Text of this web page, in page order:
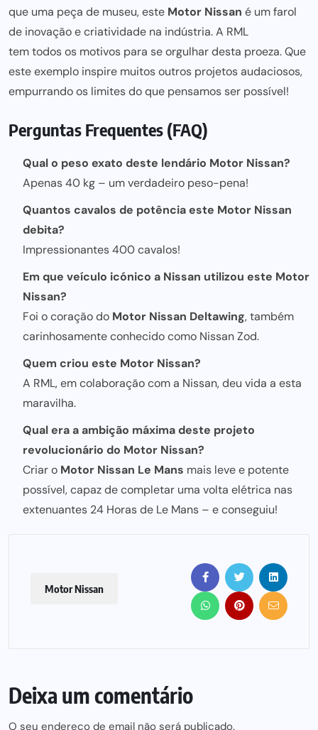
que uma peça de museu, este Motor Nissan é um farol
de inovação e criatividade na indústria. A RML
tem todos os motivos para se orgulhar desta proeza. Que
este exemplo inspire muitos outros projetos audaciosos,
empurrando os limites do que pensamos ser possível!
Perguntas Frequentes (FAQ)
Qual o peso exato deste lendário Motor Nissan?
Apenas 40 kg – um verdadeiro peso-pena!
Quantos cavalos de potência este Motor Nissan
debita?
Impressionantes 400 cavalos!
Em que veículo icónico a Nissan utilizou este Motor
Nissan?
Foi o coração do Motor Nissan Deltawing, também
carinhosamente conhecido como Nissan Zod.
Quem criou este Motor Nissan?
A RML, em colaboração com a Nissan, deu vida a esta
maravilha.
Qual era a ambição máxima deste projeto
revolucionário do Motor Nissan?
Criar o Motor Nissan Le Mans mais leve e potente
possível, capaz de completar uma volta elétrica nas
extenuantes 24 Horas de Le Mans – e conseguiu!
Motor Nissan
Deixa um comentário
O seu endereço de email não será publicado.